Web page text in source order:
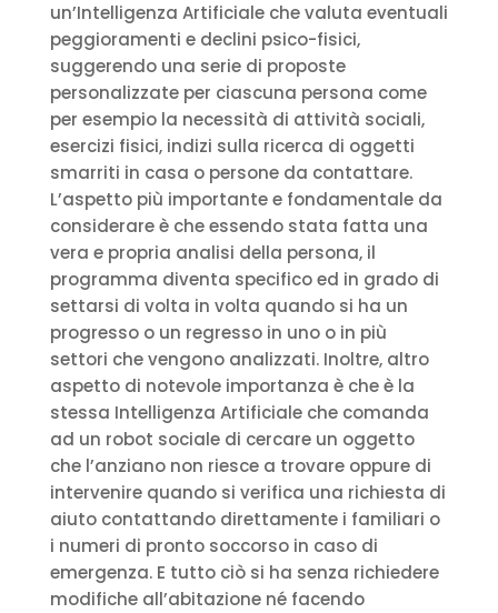
un’Intelligenza Artificiale che valuta eventuali
peggioramenti e declini psico-fisici,
suggerendo una serie di proposte
personalizzate per ciascuna persona come
per esempio la necessità di attività sociali,
esercizi fisici, indizi sulla ricerca di oggetti
smarriti in casa o persone da contattare.
L’aspetto più importante e fondamentale da
considerare è che essendo stata fatta una
vera e propria analisi della persona, il
programma diventa specifico ed in grado di
settarsi di volta in volta quando si ha un
progresso o un regresso in uno o in più
settori che vengono analizzati. Inoltre, altro
aspetto di notevole importanza è che è la
stessa Intelligenza Artificiale che comanda
ad un robot sociale di cercare un oggetto
che l’anziano non riesce a trovare oppure di
intervenire quando si verifica una richiesta di
aiuto contattando direttamente i familiari o
i numeri di pronto soccorso in caso di
emergenza. E tutto ciò si ha senza richiedere
modifiche all’abitazione né facendo